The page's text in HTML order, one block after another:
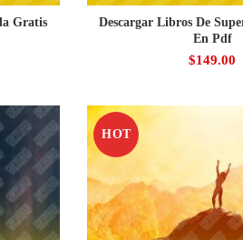
Gratis
Descargar Libros De
En Pdf
$149.00
HOT